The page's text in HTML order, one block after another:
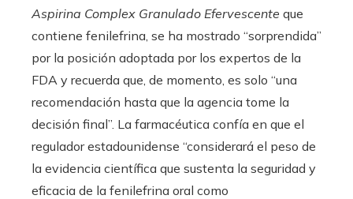
Aspirina Complex Granulado Efervescente que
contiene fenilefrina, se ha mostrado “sorprendida”
por la posición adoptada por los expertos de la
FDA y recuerda que, de momento, es solo “una
recomendación hasta que la agencia tome la
decisión final”. La farmacéutica confía en que el
regulador estadounidense “considerará el peso de
la evidencia científica que sustenta la seguridad y
eficacia de la fenilefrina oral como